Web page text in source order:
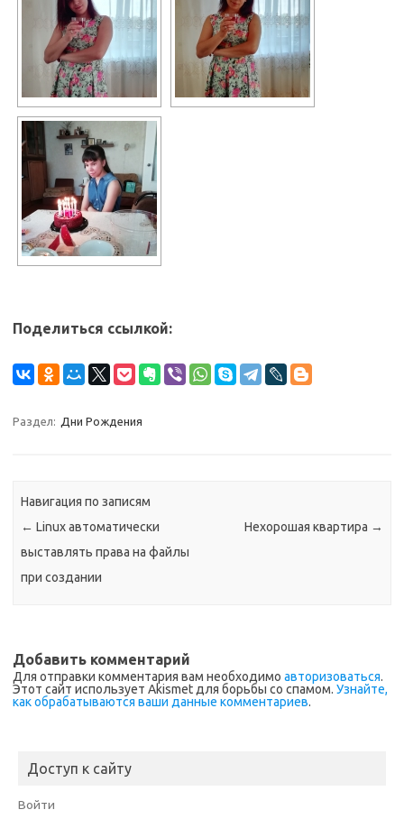
Поделиться ссылкой:
Раздел: Дни Рождения
Навигация по записям
← Linux автоматически
выставлять права на файлы
при создании
Нехорошая квартира →
Добавить комментарий
Для отправки комментария вам необходимо авторизоваться.
Этот сайт использует Akismet для борьбы со спамом. Узнайте,
как обрабатываются ваши данные комментариев.
Доступ к сайту
Войти